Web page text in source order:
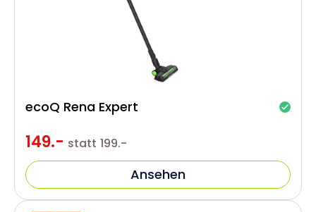
149.- statt 199.-
ecoQ Rena Expert
Ansehen